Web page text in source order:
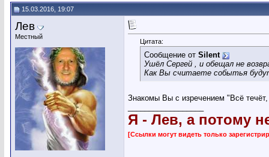
15.03.2016, 19:07
Лев
Местный
Цитата:
Сообщение от Silent
Ушёл Сергей , и обещал не
Как Вы считаете событья
Знакомы Вы с изречением "Всё
Я - Лев, а потому
[Ссылки могут видеть только